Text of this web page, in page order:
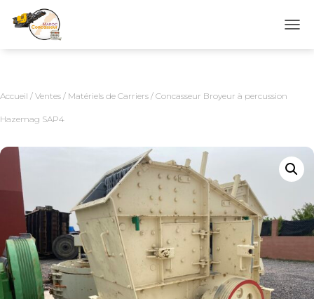
N
A
V
G
A
T
O
N
Accueil / Ventes / Matériels de Carriers / Concasseur Broyeur à percussion
Hazemag SAP4